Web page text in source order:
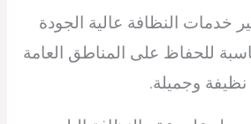
خدمات النظافة عالية الجودة
للحفاظ على المناطق العامة
نظيفة وجميلة.